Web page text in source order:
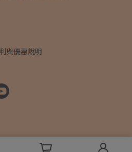
與優惠說明